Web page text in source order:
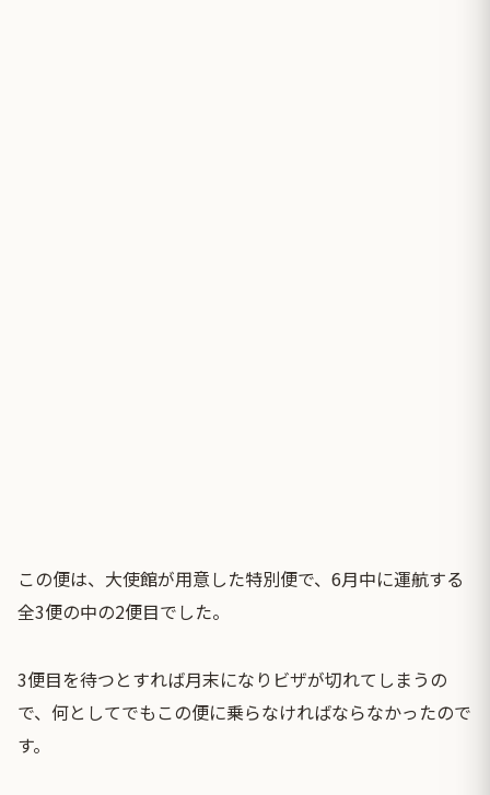
この便は、大使館が用意した特別便で、6月中に運航する
全3便の中の2便目でした。
3便目を待つとすれば月末になりビザが切れてしまうの
で、何としてでもこの便に乗らなければならなかったので
す。